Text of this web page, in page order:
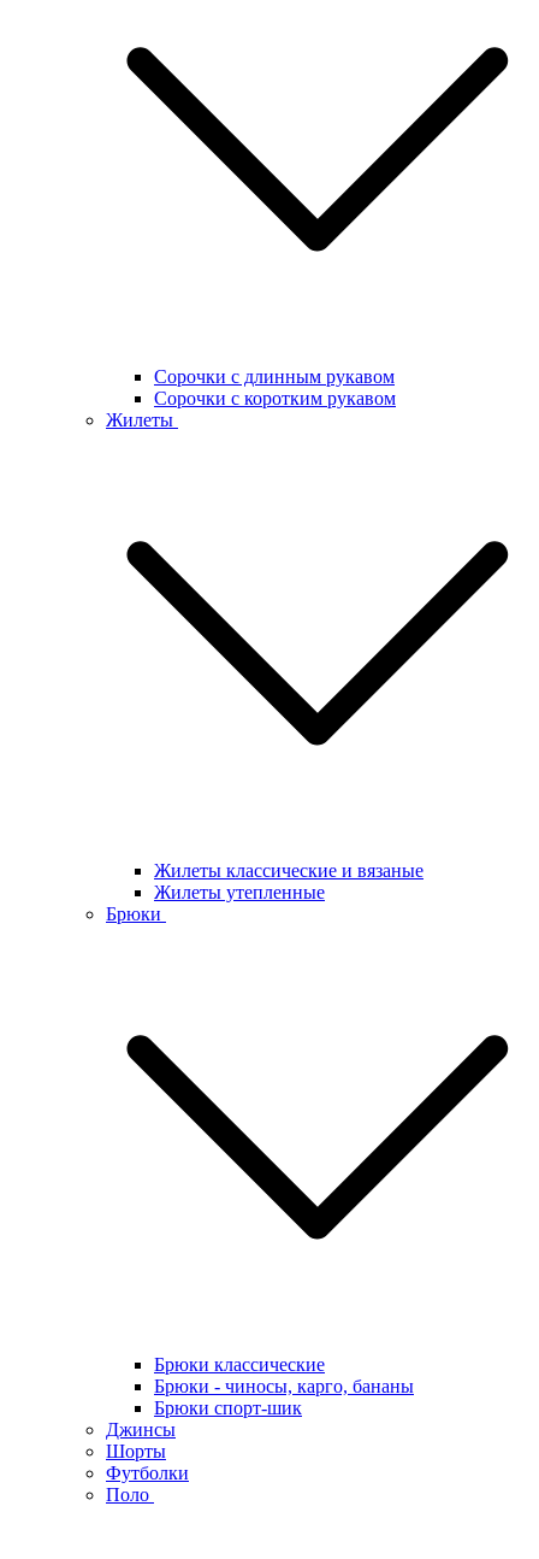
Сорочки с длинным рукавом
Сорочки с коротким рукавом
Жилеты
Жилеты классические и вязаные
Жилеты утепленные
Брюки
Брюки классические
Брюки - чиносы, карго, бананы
Брюки спорт-шик
Джинсы
Шорты
Футболки
Поло